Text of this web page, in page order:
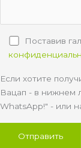
Поставив
Если хотите
Вацап - в нижнем
WhatsApp!" - или